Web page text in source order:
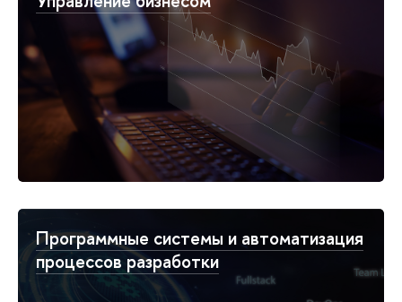
Программные системы и автоматизация
процессов разработки